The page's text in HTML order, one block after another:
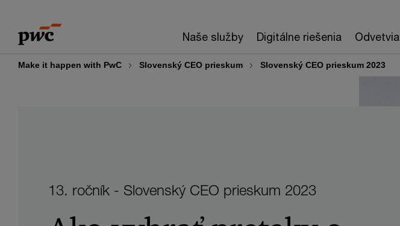
content
footer
Naše služby Digitálne riešenia Odvetvia
Make it happen with PwC Slovenský CEO prieskum Slovenský CEO prieskum 2023
13. ročník - Slovenský CEO prieskum 2023